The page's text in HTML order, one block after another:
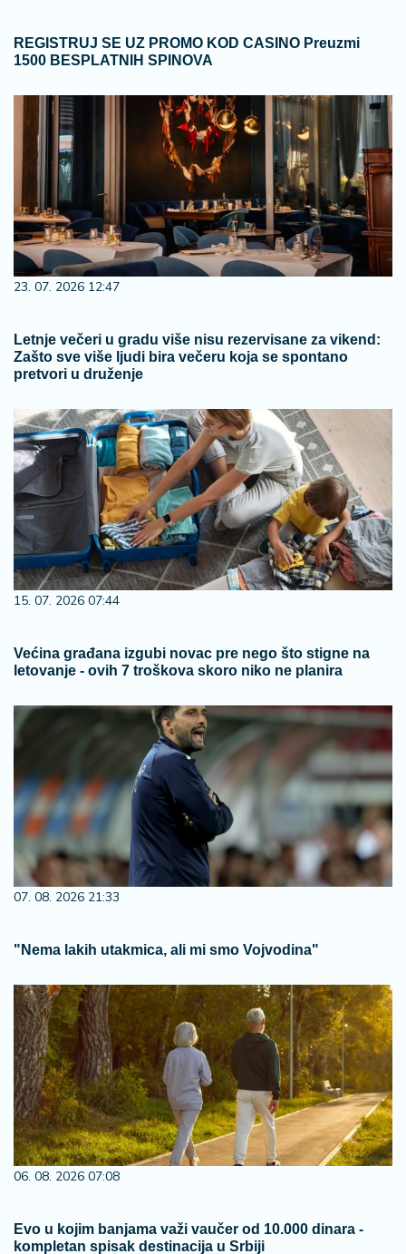
REGISTRUJ SE UZ PROMO KOD CASINO Preuzmi
1500 BESPLATNIH SPINOVA
23. 07. 2026 12:47
Letnje večeri u gradu više nisu rezervisane za vikend:
Zašto sve više ljudi bira večeru koja se spontano
pretvori u druženje
15. 07. 2026 07:44
Većina građana izgubi novac pre nego što stigne na
letovanje - ovih 7 troškova skoro niko ne planira
07. 08. 2026 21:33
"Nema lakih utakmica, ali mi smo Vojvodina"
06. 08. 2026 07:08
Evo u kojim banjama važi vaučer od 10.000 dinara -
kompletan spisak destinacija u Srbiji